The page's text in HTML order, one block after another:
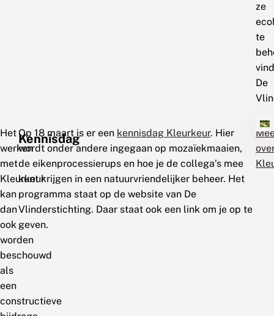
ze
te
De
Het
werken
met
Kleurkeur
kan
dan
ook
worden
beschouwd
als
een
constructieve
Kennisdag
Op 18 maart is er een kennisdag Kleurkeur. Hier
wordt onder andere ingegaan op mozaïekmaaien,
de eikenprocessierups en hoe je de collega’s mee
kunt krijgen in een natuurvriendelijker beheer. Het
programma staat op de website van De
Vlinderstichting. Daar staat ook een link om je op te
geven.